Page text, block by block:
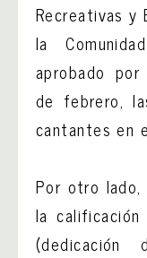
Recreativas y
la
aprobado
de febrero,
cantantes en
Por otro
la